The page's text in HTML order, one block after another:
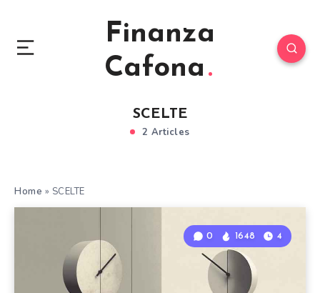
Finanza
Cafona
SCELTE
2 Articles
Home » SCELTE
0 1648 4